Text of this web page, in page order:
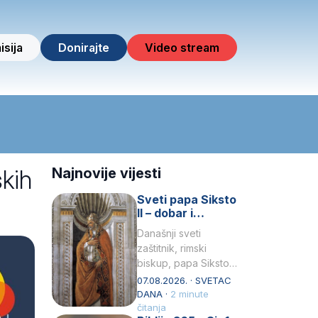
Donirajte Video stream
Najnovije vijesti
Sveti papa Siksto
II – dobar i
miroljubiv pastir
Današnji sveti
zaštitnik, rimski
biskup, papa Siksto
(Sixtus) II, prema
knjizi Liber
Pontificalis bio je
07.08.2026. · SVETAC
DANA · 2 minute
čitanja